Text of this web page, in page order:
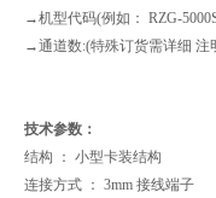
→机型代码(例如： RZG-
→通道数:(特殊订货需详细 注
技术参数：
结构 ： 小型卡装结构
连接方式 ： 3mm 接线端子